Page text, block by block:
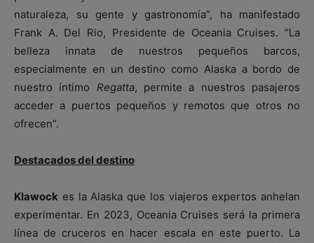
naturaleza, su gente y gastronomía”, ha manifestado
Frank A. Del Rio, Presidente de Oceania Cruises. “La
belleza innata de nuestros pequeños barcos,
especialmente en un destino como Alaska a bordo de
nuestro íntimo Regatta, permite a nuestros pasajeros
acceder a puertos pequeños y remotos que otros no
ofrecen”.
Destacados del destino
Klawock es la Alaska que los viajeros expertos anhelan
experimentar. En 2023, Oceania Cruises será la primera
línea de cruceros en hacer escala en este puerto. La